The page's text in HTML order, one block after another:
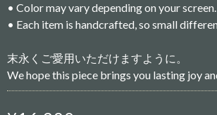
• Color may vary depending on your screen.
• Each item is handcrafted, so small
末永くご愛用いただけますように。
We hope this piece brings you lasting joy